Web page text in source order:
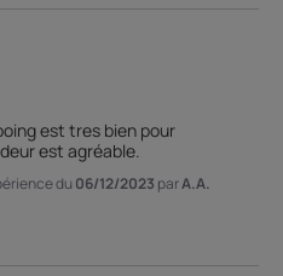
est tres bien pour
est agréable.
du 06/12/2023 parA.A.